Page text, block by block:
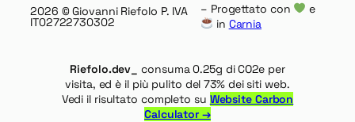
2026 © Giovanni Riefolo P. IVA
IT02722730302
– Progettato con
e
in Carnia
Riefolo.dev_
consuma 0.25g di CO2e per
visita, ed è il più pulito del 73% dei siti web.
Vedi il risultato completo su Website Carbon
Calculator →